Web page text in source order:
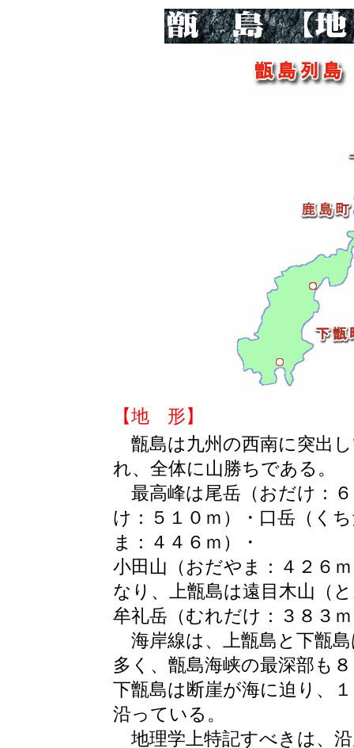
【地 形】
甑島は九州の西南に突出
れ、全体に山勝ちである。
最高峰は尾岳（おだけ：
け：５１０ｍ）・口岳（く
ま：４４６ｍ）・
小田山（おだやま：４２６
なり、上甑島は遠目木山（
牟礼岳（むれだけ：３８３
海岸線は、上甑島と下甑
多く、甑島海峡の最深部も
下甑島は断崖が海に迫り、
沿っている。
地理学上特記すべきは、